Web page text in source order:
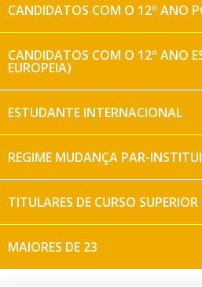
CANDIDATOS COM O 12º ANO
CANDIDATOS COM O 12º ANO
EUROPEIA)
ESTUDANTE INTERNACIONAL
REGIME MUDANÇA PAR-
TITULARES DE CURSO SUPERIOR
MAIORES DE 23